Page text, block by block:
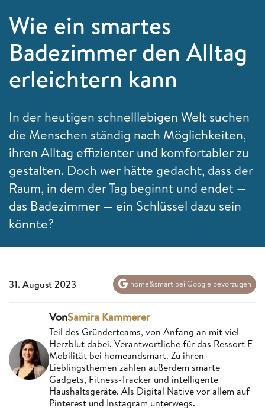
Wie ein smartes
Badezimmer den Alltag
erleichtern kann
In der heutigen schnelllebigen Welt suchen
die Menschen ständig nach Möglichkeiten,
ihren Alltag effizienter und komfortabler zu
gestalten. Doch wer hätte gedacht, dass der
Raum, in dem der Tag beginnt und endet —
das Badezimmer — ein Schlüssel dazu sein
könnte?
31. August 2023 home&smart bei Google bevorzugen
VonSamira Kammerer
Teil des Gründerteams, von Anfang an mit viel
Herzblut dabei. Verantwortliche für das Ressort E-
Mobilität bei homeandsmart. Zu ihren
Lieblingsthemen zählen außerdem smarte
Gadgets, Fitness-Tracker und intelligente
Haushaltsgeräte. Als Digital Native vor allem auf
Pinterest und Instagram unterwegs.